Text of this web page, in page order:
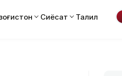
Сиёсат Таҳлил